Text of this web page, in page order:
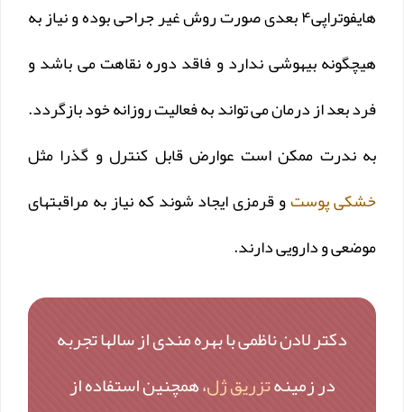
هایفوتراپی۴ بعدی صورت روش غیر جراحی بوده و نیاز به
هیچگونه بیهوشی ندارد و فاقد دوره نقاهت می باشد و
فرد بعد از درمان می تواند به فعالیت روزانه خود بازگردد.
به ندرت ممکن است عوارض قابل کنترل و گذرا مثل
خشکی پوستو قرمزی ایجاد شوند که نیاز به مراقبتهای
موضعی و دارویی دارند.
دکتر لادن ناظمی با بهره مندی از سالها تجربه
در زمینهتزریق ژل، همچنین استفاده از